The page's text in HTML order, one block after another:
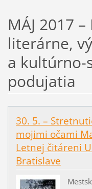
MÁJ 2017
literárne,
a kultúrno-
podujatia
30. 5. –
mojimi očami
Letnej čitáreni
Bratislave